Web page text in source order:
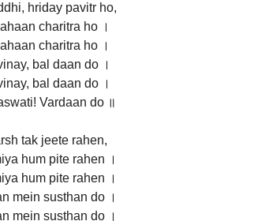
hriday pavitr ho,
charitra ho ।
charitra ho ।
bal daan do ।
bal daan do ।
Vardaan do ॥
tak jeete rahen,
hum pite rahen ।
hum pite rahen ।
mein susthan do ।
mein susthan do ।